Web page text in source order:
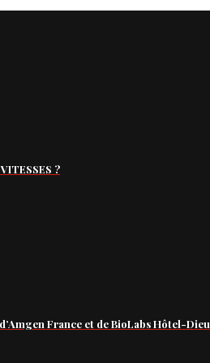
?
France et de BioLabs Hôtel-Dieu